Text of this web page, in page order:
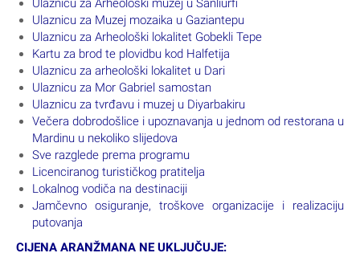
Ulaznicu za Arheološki muzej u Sanliurfi
Ulaznicu za Muzej mozaika u Gaziantepu
Ulaznicu za Arheološki lokalitet Gobekli Tepe
Kartu za brod te plovidbu kod Halfetija
Ulaznicu za arheološki lokalitet u Dari
Ulaznicu za Mor Gabriel samostan
Ulaznicu za tvrđavu i muzej u Diyarbakiru
Večera dobrodošlice i upoznavanja u jednom od restorana u
Mardinu u nekoliko slijedova
Sve razglede prema programu
Licenciranog turističkog pratitelja
Lokalnog vodiča na destinaciji
Jamčevno osiguranje, troškove organizacije i realizaciju
putovanja
CIJENA ARANŽMANA NE UKLJUČUJE: